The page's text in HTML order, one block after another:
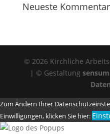
Neueste
© 2026 Kirchliche
| © Gestaltung
Zum Ändern Ihrer
Einwilligungen, klicken Sie hier: